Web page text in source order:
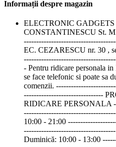
Informații despre magazin
ELECTRONIC GADGETS
CONSTANTINESCU St.
EC. CEZARESCU nr. 30 ,
- Pentru ridicare personala
se face telefonic si poate sa
comenzii.
--------------------------------
RIDICARE PERSONALA
10:00 - 21:00
-------------------------------------
Duminică: 10:00 - 13:00